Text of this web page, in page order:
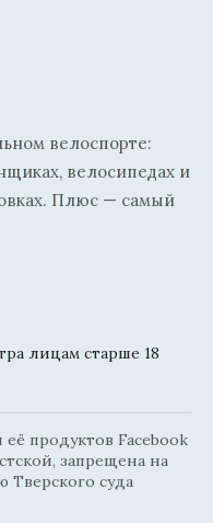
велоспорте:
велосипедах и
Плюс — самый
лицам старше 18
продуктов Facebook
запрещена на
суда